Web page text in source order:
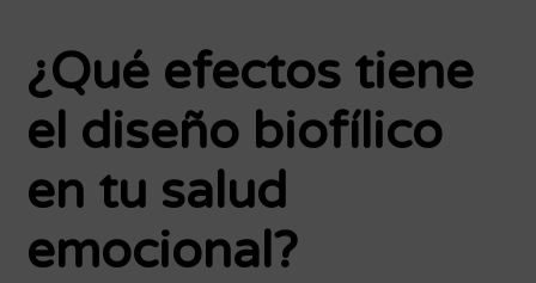
¿Qué efectos tiene
el diseño biofílico
en tu salud
emocional?